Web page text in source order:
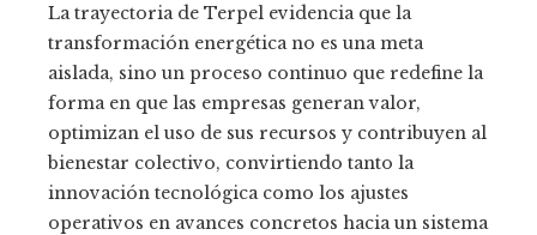
La trayectoria de Terpel evidencia que la
transformación energética no es una meta
aislada, sino un proceso continuo que redefine la
forma en que las empresas generan valor,
optimizan el uso de sus recursos y contribuyen al
bienestar colectivo, convirtiendo tanto la
innovación tecnológica como los ajustes
operativos en avances concretos hacia un sistema